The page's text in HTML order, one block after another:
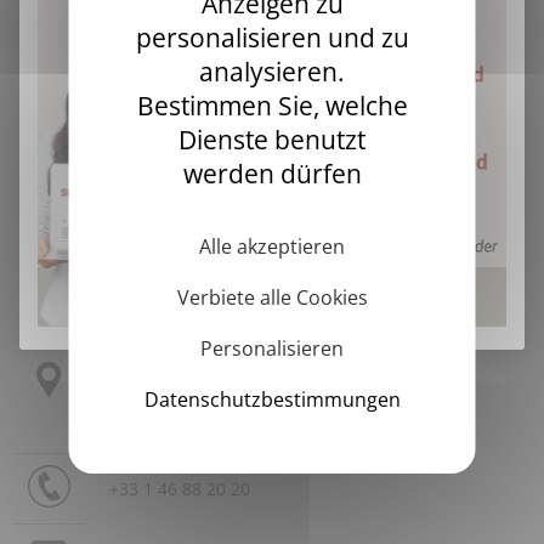
3 allée Thérésa
92665 Asnières sur Seine Cedex
+33 1 46 88 20 20
personalisieren und zu
analysieren.
Bestimmen Sie, welche
Dienste benutzt
werden dürfen
Alle akzeptieren
Verbiete alle Cookies
Personalisieren
Datenschutzbestimmungen